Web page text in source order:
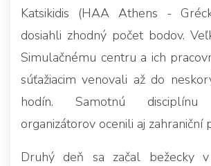
Katsikidis (HAA Athens -
dosiahli zhodný počet bodov.
Simulačnému centru a ich
súťažiacim venovali až do
hodín. Samotnú
organizátorov ocenili aj zahraniční
Druhý deň sa začal bežecky